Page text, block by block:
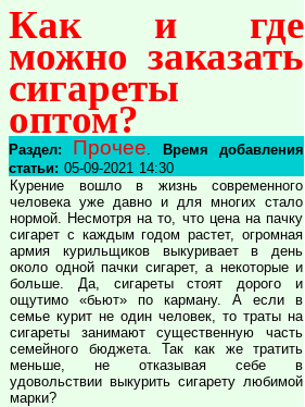
Как и где
можно заказать
сигареты
оптом?
Раздел: Прочее
Время добавления
статьи: 05-09-2021 14:30
Курение вошло в жизнь современного
человека уже давно и для многих стало
нормой. Несмотря на то, что цена на пачку
сигарет с каждым годом растет, огромная
армия курильщиков выкуривает в день
около одной пачки сигарет, а некоторые и
больше. Да, сигареты стоят дорого и
ощутимо «бьют» по карману. А если в
семье курит не один человек, то траты на
сигареты занимают существенную часть
семейного бюджета. Так как же тратить
меньше, не отказывая себе в
удовольствии выкурить сигарету любимой
марки?